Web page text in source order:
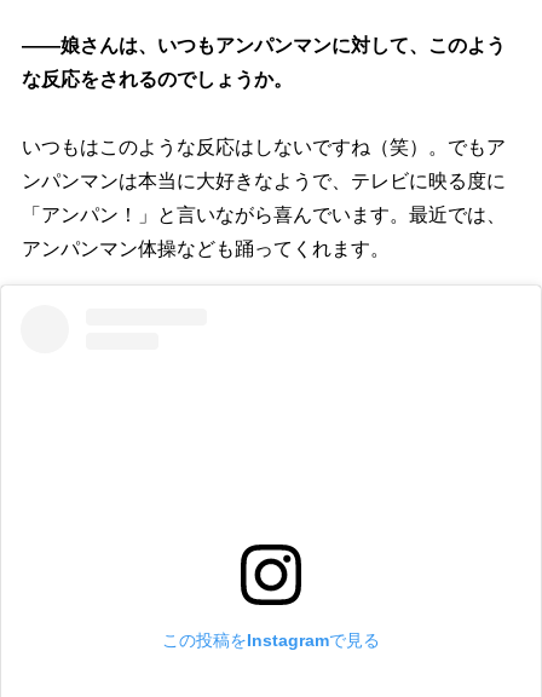
――娘さんは、いつもアンパンマンに対して、このよう
な反応をされるのでしょうか。
いつもはこのような反応はしないですね（笑）。でもア
ンパンマンは本当に大好きなようで、テレビに映る度に
「アンパン！」と言いながら喜んでいます。最近では、
アンパンマン体操なども踊ってくれます。
この投稿をInstagramで見る